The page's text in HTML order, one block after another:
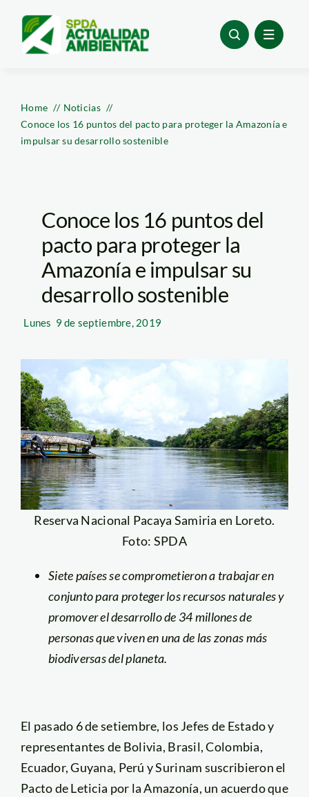
content
Home
Noticias
Conoce los 16 puntos del pacto para proteger la Amazonía e
impulsar su desarrollo sostenible
Conoce los 16 puntos del
pacto para proteger la
Amazonía e impulsar su
desarrollo sostenible
Lunes 9 de septiembre, 2019
Reserva Nacional Pacaya Samiria en Loreto.
Foto: SPDA
Siete países se comprometieron a trabajar en
conjunto para proteger los recursos naturales y
promover el desarrollo de 34 millones de
personas que viven en una de las zonas más
biodiversas del planeta.
El pasado 6 de setiembre, los Jefes de Estado y
representantes de Bolivia, Brasil, Colombia,
Ecuador, Guyana, Perú y Surinam suscribieron el
Pacto de Leticia por la Amazonía, un acuerdo que